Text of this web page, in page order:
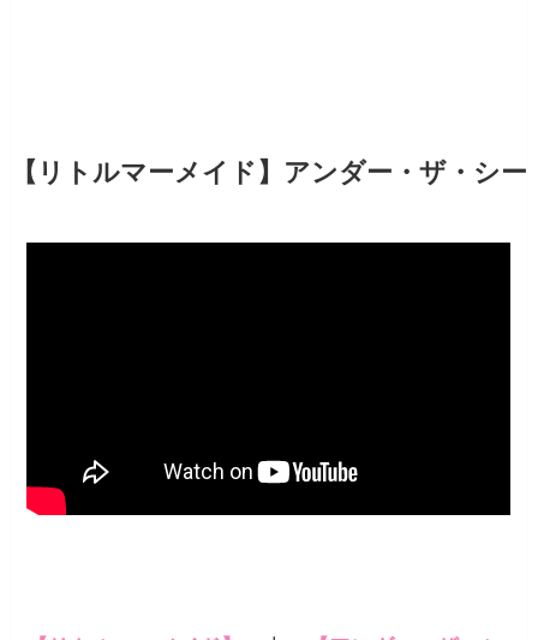
【リトルマーメイド】アンダー・ザ・シー